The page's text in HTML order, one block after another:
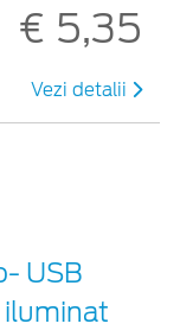
€ 5,35
Vezi detalii
USB